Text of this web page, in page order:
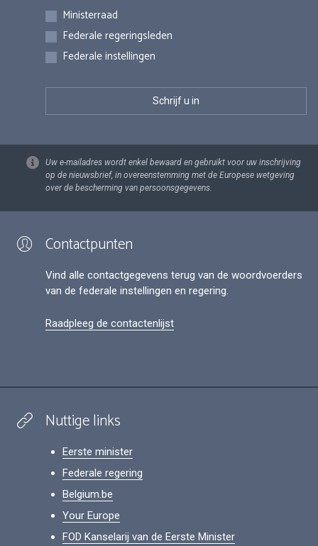
Inschrijvingen
Ministerraad
Federale regeringsleden
Federale instellingen
Uw e-mailadres wordt enkel bewaard en gebruikt voor uw inschrijving
op de nieuwsbrief, in overeenstemming met de Europese wetgeving
over de bescherming van persoonsgegevens.
Contactpunten
Vind alle contactgegevens terug van de woordvoerders
van de federale instellingen en regering.
Raadpleeg de contactenlijst
Nuttige links
Eerste minister
Federale regering
Belgium.be
Your Europe
FOD Kanselarij van de Eerste Minister